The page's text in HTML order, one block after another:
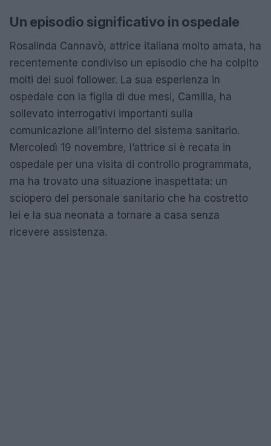
Un episodio significativo in ospedale
Rosalinda Cannavò, attrice italiana molto amata, ha
recentemente condiviso un episodio che ha colpito
molti dei suoi follower. La sua esperienza in
ospedale con la figlia di due mesi, Camilla, ha
sollevato interrogativi importanti sulla
comunicazione all’interno del sistema sanitario.
Mercoledì 19 novembre, l’attrice si è recata in
ospedale per una visita di controllo programmata,
ma ha trovato una situazione inaspettata: un
sciopero del personale sanitario che ha costretto
lei e la sua neonata a tornare a casa senza
ricevere assistenza.